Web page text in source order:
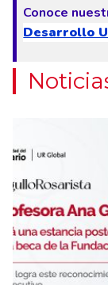
Conoce
Desarrollo